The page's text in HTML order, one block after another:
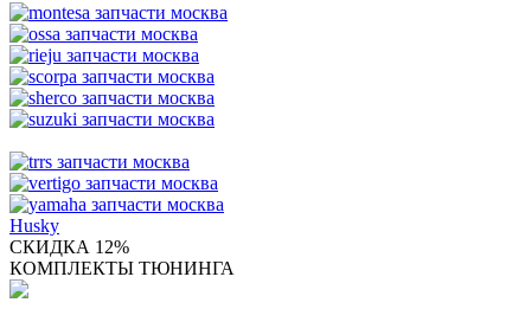
Husky
СКИДКА 12%
КОМПЛЕКТЫ ТЮНИНГА